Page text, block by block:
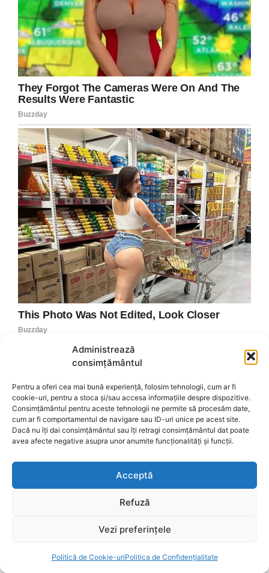
Administrează
consimțământul
Pentru a oferi cea mai bună experiență, folosim tehnologii, cum ar fi
cookie-uri, pentru a stoca și/sau accesa informațiile despre dispozitive.
Consimțământul pentru aceste tehnologii ne permite să procesăm date,
cum ar fi comportamentul de navigare sau ID-uri unice pe acest site.
Dacă nu îți dai consimțământul sau îți retragi consimțământul dat poate
avea afecte negative asupra unor anumite funcționalități și funcții.
Acceptă
Refuză
Vezi preferințele
Politică de Cookie-uriPolitica de Confidențialitate